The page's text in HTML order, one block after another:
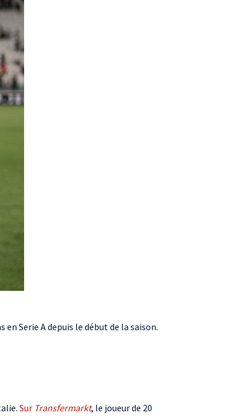
Serie A depuis le début de la saison.
Sur Transfermarkt, le joueur de 20